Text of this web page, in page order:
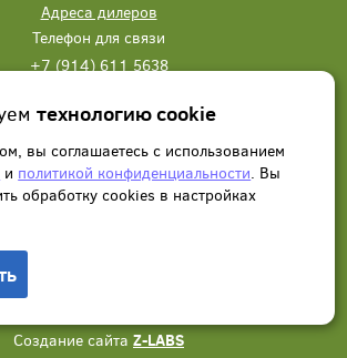
Адреса дилеров
Телефон для связи
+7 (914) 611 5638
нам Заказать звонок
Создание сайта Z-LABS
технологию cookie
вы соглашаетесь с использованием
и политикой конфиденциальности. Вы
обработку сookies в настройках